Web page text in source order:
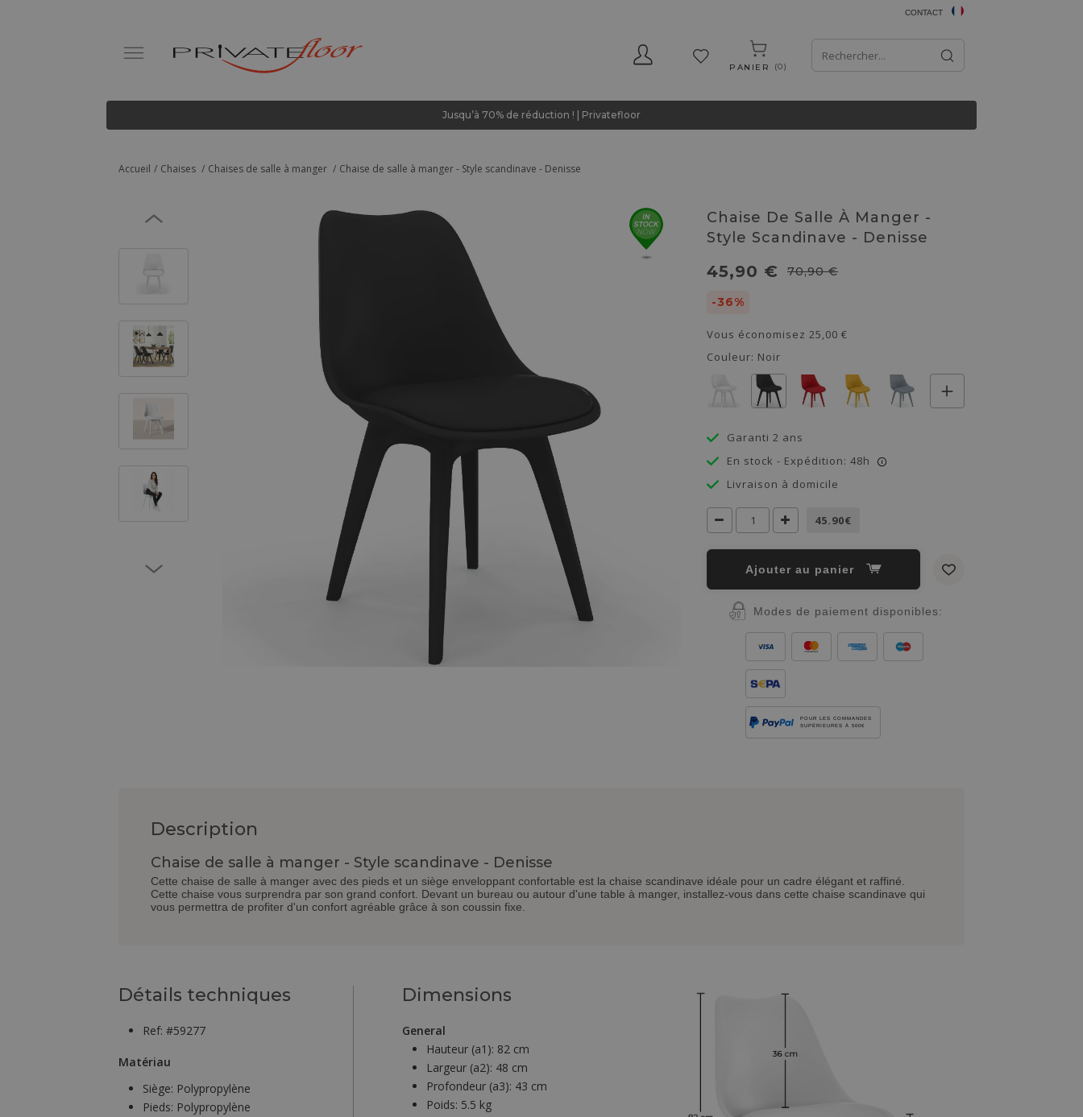
CONTACT
PANIER 0
Jusqu’à 70% de réduction ! | Privatefloor
Accueil Chaises Chaises de salle à manger Chaise de salle à manger - Style scandinave - Denisse
Chaise De Salle À Manger -
Style Scandinave - Denisse
45,90 € 70,90 €
-36%
Vous économisez 25,00 €
Couleur: Noir
Garanti 2 ans
En stock - Expédition: 48h
i
Livraison à domicile
45.90€
Ajouter au panier
Modes de paiement disponibles:
POUR LES COMMANDES
SUPÉRIEURES À 500€
Description
Chaise de salle à manger - Style scandinave - Denisse
Cette chaise de salle à manger avec des pieds et un siège enveloppant confortable est la chaise scandinave idéale pour un cadre élégant et raffiné.
Cette chaise vous surprendra par son grand confort. Devant un bureau ou autour d'une table à manger, installez-vous dans cette chaise scandinave qui
vous permettra de profiter d'un confort agréable grâce à son coussin fixe.
Détails techniques
Ref: #59277
Matériau
Siège: Polypropylène
Pieds: Polypropylène
Dimensions
General
Hauteur (a1): 82 cm
Largeur (a2): 48 cm
Profondeur (a3): 43 cm
Poids: 5.5 kg